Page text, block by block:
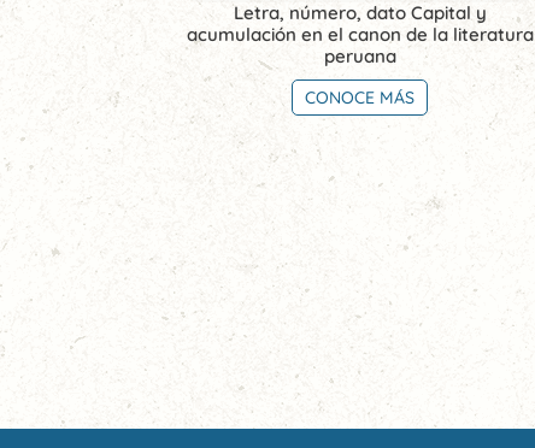
Letra, número, dato Capital y
acumulación en el canon de la literatura
peruana
CONOCE MÁS